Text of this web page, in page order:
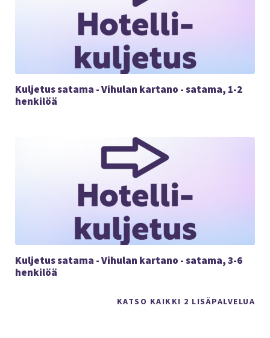
KATSO KAIKKI 2 LISÄPALVELUA
Kuljetus satama - Vihulan kartano - satama, 1-2
henkilöä
Kuljetus satama - Vihulan kartano - satama, 3-6
henkilöä